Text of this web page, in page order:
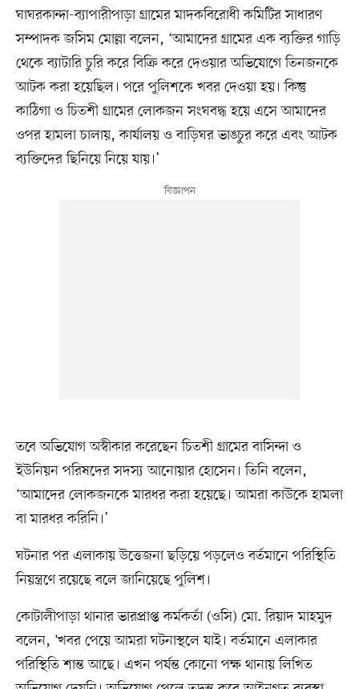
ঘাঘরকান্দা-ব্যাপারীপাড়া গ্রামের মাদকবিরোধী কমিটির সাধারণ
সম্পাদক জসিম মোল্লা বলেন, ‘আমাদের গ্রামের এক ব্যক্তির গাড়ি
থেকে ব্যাটারি চুরি করে বিক্রি করে দেওয়ার অভিযোগে তিনজনকে
আটক করা হয়েছিল। পরে পুলিশকে খবর দেওয়া হয়। কিন্তু
কাঠিগা ও চিতশী গ্রামের লোকজন সংঘবদ্ধ হয়ে এসে আমাদের
ওপর হামলা চালায়, কার্যালয় ও বাড়িঘর ভাঙচুর করে এবং আটক
ব্যক্তিদের ছিনিয়ে নিয়ে যায়।’
তবে অভিযোগ অস্বীকার করেছেন চিতশী গ্রামের বাসিন্দা ও
ইউনিয়ন পরিষদের সদস্য আনোয়ার হোসেন। তিনি বলেন,
‘আমাদের লোকজনকে মারধর করা হয়েছে। আমরা কাউকে হামলা
বা মারধর করিনি।’
ঘটনার পর এলাকায় উত্তেজনা ছড়িয়ে পড়লেও বর্তমানে পরিস্থিতি
নিয়ন্ত্রণে রয়েছে বলে জানিয়েছে পুলিশ।
কোটালীপাড়া থানার ভারপ্রাপ্ত কর্মকর্তা (ওসি) মো. রিয়াদ মাহমুদ
বলেন, ‘খবর পেয়ে আমরা ঘটনাস্থলে যাই। বর্তমানে এলাকার
পরিস্থিতি শান্ত আছে। এখন পর্যন্ত কোনো পক্ষ থানায় লিখিত